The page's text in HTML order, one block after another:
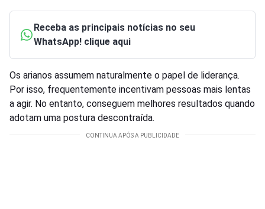
Receba as principais notícias no seu
WhatsApp! clique aqui
Os arianos assumem naturalmente o papel de liderança.
Por isso, frequentemente incentivam pessoas mais lentas
a agir. No entanto, conseguem melhores resultados quando
adotam uma postura descontraída.